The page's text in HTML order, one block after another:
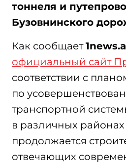
тоннеля и
Бузовнинского
Как сообщает
официальный сайт
соответствии с
по
транспортной
в различных
продолжается
отвечающих